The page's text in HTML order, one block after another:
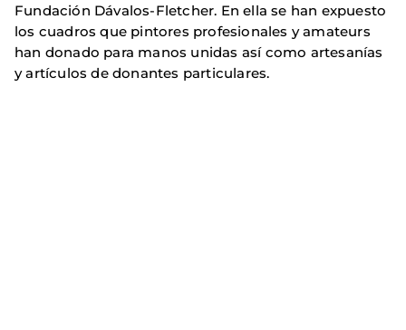
Fundación Dávalos-Fletcher. En ella se han expuesto
los cuadros que pintores profesionales y amateurs
han donado para manos unidas así como artesanías
y artículos de donantes particulares.